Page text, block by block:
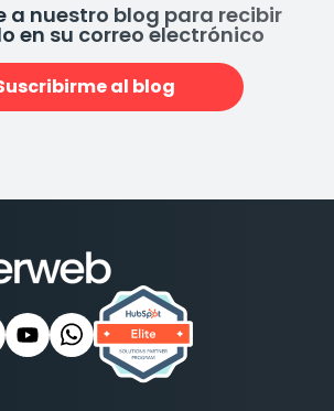
a nuestro blog para recibir
en su correo electrónico
al blog